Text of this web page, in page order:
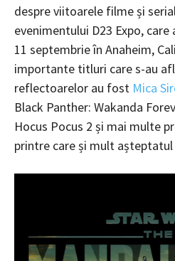
despre viitoarele filme și
evenimentului D23 Expo,
11 septembrie în Anaheim,
importante titluri care s-au
reflectoarelor au fost Mica
Black Panther: Wakanda
Hocus Pocus 2 și mai multe
printre care și mult așteptatul